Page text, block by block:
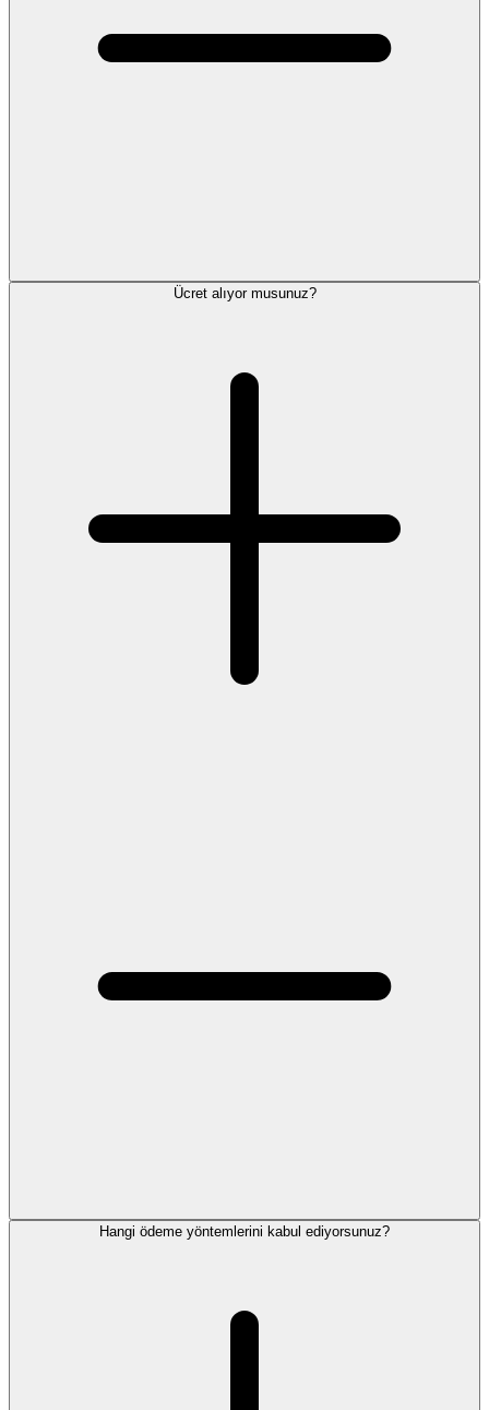
Ücret alıyor musunuz?
Hangi ödeme yöntemlerini kabul ediyorsunuz?